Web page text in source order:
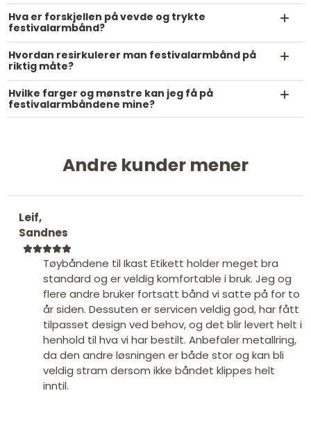
Hva er forskjellen på vevde og trykte
festivalarmbånd?
Hvordan resirkulerer man festivalarmbånd på
riktig måte?
Hvilke farger og mønstre kan jeg få på
festivalarmbåndene mine?
Andre kunder mener
Leif,
Sandnes
Tøybåndene til Ikast Etikett holder meget bra
standard og er veldig komfortable i bruk. Jeg og
flere andre bruker fortsatt bånd vi satte på for to
år siden. Dessuten er servicen veldig god, har fått
tilpasset design ved behov, og det blir levert helt i
henhold til hva vi har bestilt. Anbefaler metallring,
da den andre løsningen er både stor og kan bli
veldig stram dersom ikke båndet klippes helt
inntil.